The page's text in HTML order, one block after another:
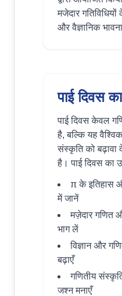
मजेदार
और वैज्ञानिक
पाई दिवस
पाई दिवस केवल
है, बल्कि यह वैश्विक
संस्कृति को बढ़ावा
है। पाई दिवस का
π के इतिहास
में जानें
मज़ेदार गणित
भाग लें
विज्ञान और
बढ़ाएँ
गणितीय
जश्न मनाएँ